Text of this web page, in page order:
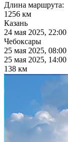
Длина маршрута:
1256 км
Казань
24 мая 2025, 22:00
Чебоксары
25 мая 2025, 08:00
25 мая 2025, 14:00
138 км